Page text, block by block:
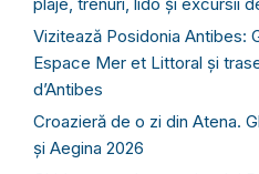
Vizitează Posidonia Antibes:
Espace Mer et Littoral și
d’Antibes
Croazieră de o zi din Atena.
și Aegina 2026